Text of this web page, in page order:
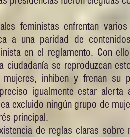
feministas enfrentan
a una paridad de
en el reglamento. Con
ciudadanía se reproduzcan
inhiben y frenan su
igualmente estar
excluido ningún grupo de
principal.
de reglas claras